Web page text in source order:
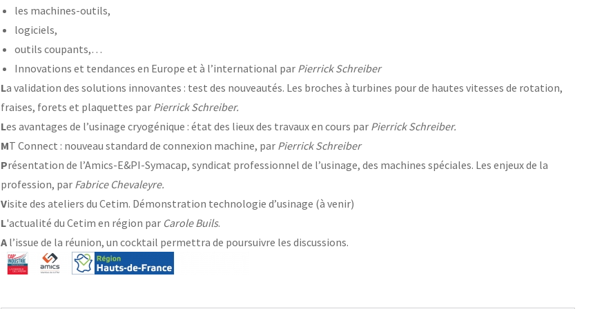
les machines-outils,
logiciels,
outils coupants,…
Innovations et tendances en Europe et à l’international par Pierrick Schreiber
La validation des solutions innovantes : test des nouveautés. Les broches à turbines pour de hautes vitesses de rotation,
fraises, forets et plaquettes par Pierrick Schreiber.
Les avantages de l’usinage cryogénique : état des lieux des travaux en cours par Pierrick Schreiber.
MT Connect : nouveau standard de connexion machine, par Pierrick Schreiber
Présentation de l’Amics-E&PI-Symacap, syndicat professionnel de l’usinage, des machines spéciales. Les enjeux de la
profession, par Fabrice Chevaleyre.
Visite des ateliers du Cetim. Démonstration technologie d’usinage (à venir)
L'actualité du Cetim en région par Carole Buils.
A l’issue de la réunion, un cocktail permettra de poursuivre les discussions.